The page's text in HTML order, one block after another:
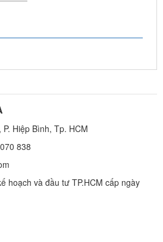
Hiệp Bình, Tp. HCM
838
hoạch và đầu tư TP.HCM cấp ngày